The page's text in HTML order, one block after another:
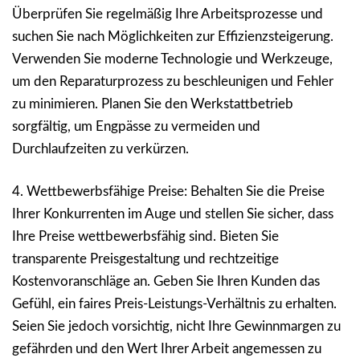
Überprüfen Sie regelmäßig Ihre Arbeitsprozesse und
suchen Sie nach Möglichkeiten zur Effizienzsteigerung.
Verwenden Sie moderne Technologie und Werkzeuge,
um den Reparaturprozess zu beschleunigen und Fehler
zu minimieren. Planen Sie den Werkstattbetrieb
sorgfältig, um Engpässe zu vermeiden und
Durchlaufzeiten zu verkürzen.
4. Wettbewerbsfähige Preise: Behalten Sie die Preise
Ihrer Konkurrenten im Auge und stellen Sie sicher, dass
Ihre Preise wettbewerbsfähig sind. Bieten Sie
transparente Preisgestaltung und rechtzeitige
Kostenvoranschläge an. Geben Sie Ihren Kunden das
Gefühl, ein faires Preis-Leistungs-Verhältnis zu erhalten.
Seien Sie jedoch vorsichtig, nicht Ihre Gewinnmargen zu
gefährden und den Wert Ihrer Arbeit angemessen zu